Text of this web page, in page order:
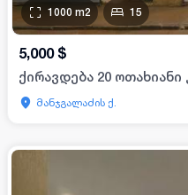
1000 m2 15
5,000 $
ქირავდება 20
მანჯგალაძის ქ.